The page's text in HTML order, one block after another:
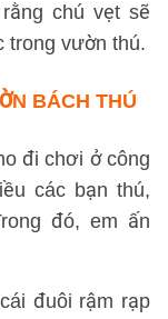
chú vẹt sẽ
trong vườn thú.
BÁCH THÚ
đi chơi ở công
các bạn thú,
đó, em ấn
đuôi rậm rạp